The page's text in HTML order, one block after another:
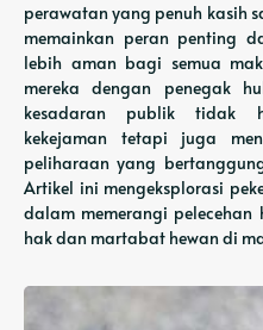
perawatan yang penuh kasih
memainkan peran penting
lebih aman bagi semua
mereka dengan penegak
kesadaran publik tidak
kekejaman tetapi juga
peliharaan yang
Artikel ini mengeksplorasi
dalam memerangi pelecehan
hak dan martabat hewan di